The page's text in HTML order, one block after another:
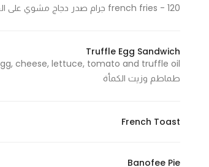
french fries - 120 جرام صدر دجاج مشوي على الفحم، خس، بصل، طماطم، صوص خاص، يقدم في خبز بريوش وبطاطا مقلية
Truffle Egg Sandwich
طماطم وزيت الكمأة
French Toast
Banofee Pie